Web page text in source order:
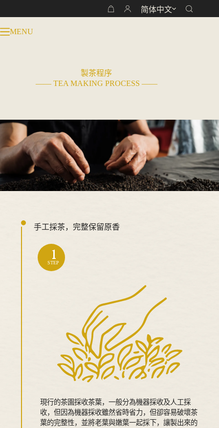
过
内
购
简体中文
MENU
製茶程序
—— TEA MAKING PROCESS ——
手工採茶，完整保留原香
1
STEP
現行的茶園採收茶葉，一般分為機器採收及人工採
收，但因為機器採收雖然省時省力，但卻容易破壞茶
葉的完整性，並將老葉與嫩葉一起採下，讓製出來的